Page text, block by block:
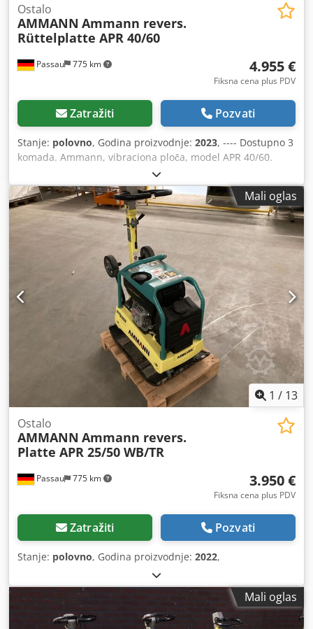
Passau 775 km
Ostalo
AMMANN Ammann revers.
Rüttelplatte APR 40/60
4.955 €
Fiksna cena plus PDV
Zatražiti Pozvati
Stanje: polovno, Godina proizvodnje: 2023, ---- Dostupno 3
komada. Ammann, vibraciona ploča, model APR 40/60.
Šifra proizvoda: 100563147 Godina proizvodnje: 2023
Ammann, vibraciona ploča, model APR 40/60. Šifra
proizvoda: 100563148 Godina proizvodnje: 2023 Podaci:
Motor: Hatz / Dizel Masa mašine: 284 kg Širina sabijanja:
600 mm Dkodpfx Acozkzzbeler
Mali oglas
1 / 13
Passau 775 km
Ostalo
AMMANN Ammann revers.
Platte APR 25/50 WB/TR
3.950 €
Fiksna cena plus PDV
Zatražiti Pozvati
Stanje: polovno, Godina proizvodnje: 2022,
Mali oglas